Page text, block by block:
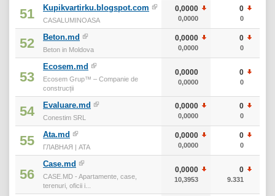
51 Kupikvartirku.blogspot.com
CASALUMINOASA
0,0000
0,0000
0
0
52 Beton.md
Beton in Moldova
0,0000
0,0000
0
0
53
Ecosem.md
Ecosem Grup™ – Companie de
construcții
0,0000
0,0000
0
0
54 Evaluare.md
Conestim SRL
0,0000
0,0000
0
0
55 Ata.md
ГЛАВНАЯ | ATA
0,0000
0,0000
0
0
56
Case.md
CASE.MD - Apartamente, case,
terenuri, oficii i...
0,0000
10,3953
0
9.331